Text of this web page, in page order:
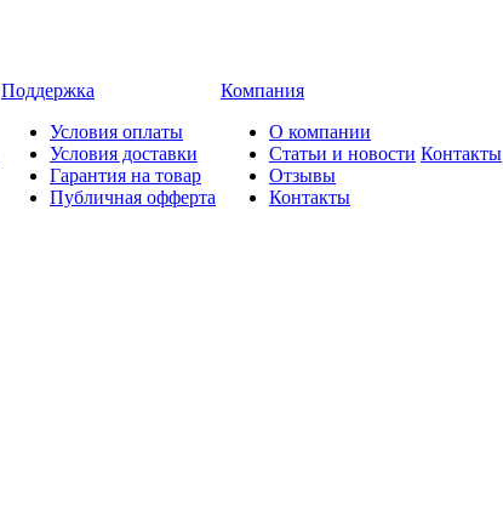
Поддержка
Условия оплаты
Условия доставки
Гарантия на товар
Публичная офферта
Компания
О компании
Статьи и новости
Отзывы
Контакты
Контакты